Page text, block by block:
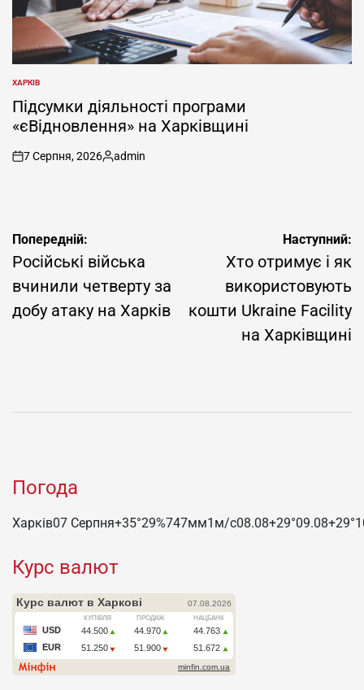
ОПУБЛІКУВАТИ
У
ХАРКІВ
Підсумки діяльності програми
«єВідновлення» на Харківщині
on
7 Серпня, 2026
Опубліковано
admin
Навігація
записів
Попередній:
Російські війська
вчинили четверту за
добу атаку на Харків
Наступний:
Хто отримує і як
використовують
кошти Ukraine Facility
на Харківщині
Погода
Харків07 Серпня+35°29%747мм1 м/c08.08+29°09.08+29°
Курс валют